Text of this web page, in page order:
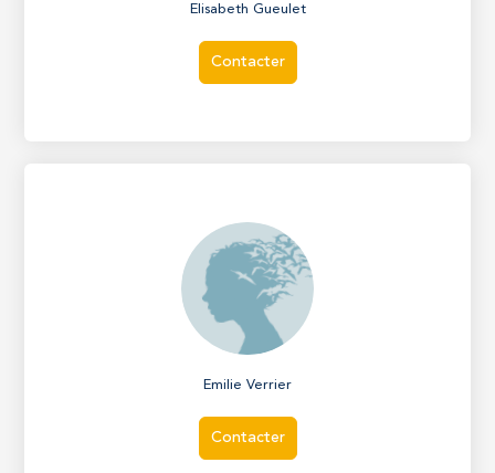
Elisabeth Gueulet
Contacter
Emilie Verrier
Contacter